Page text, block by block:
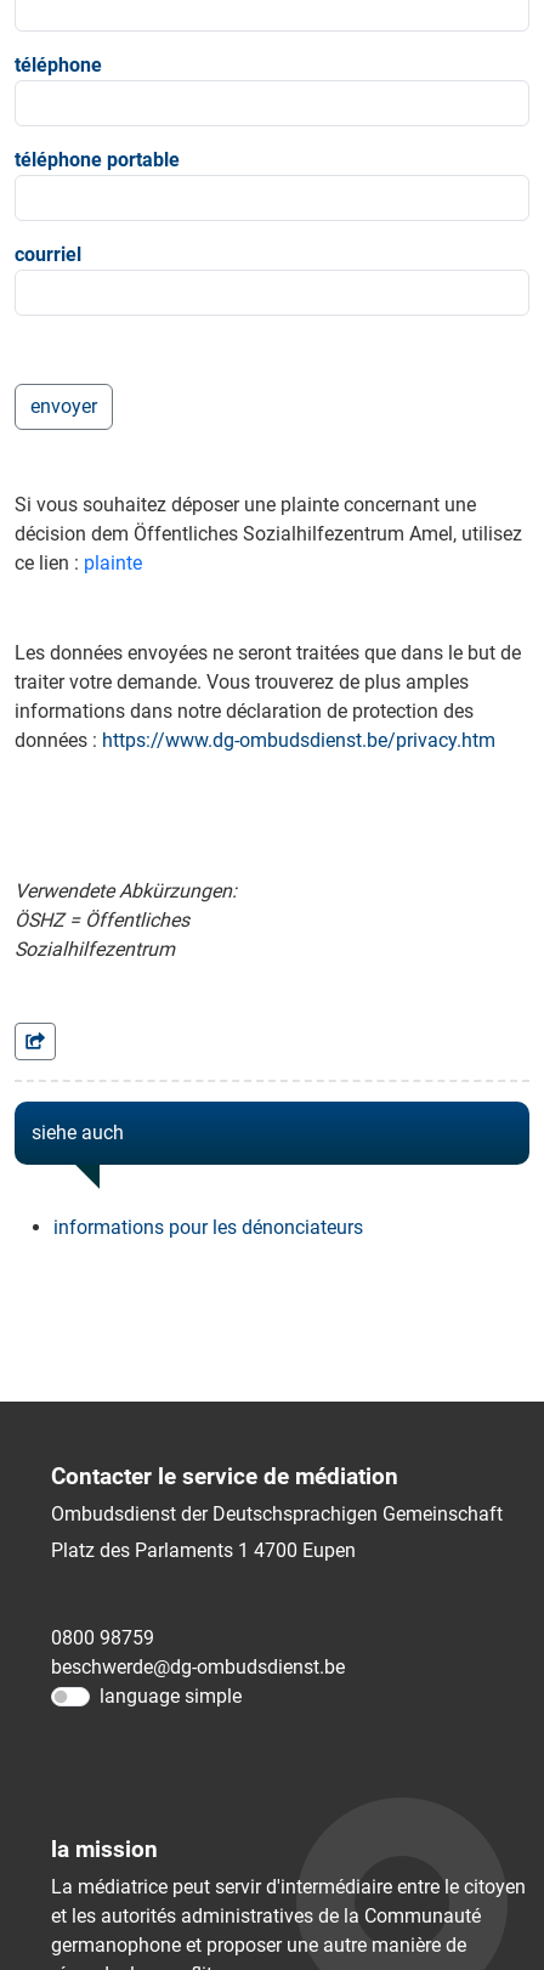
téléphone
téléphone portable
courriel
Si vous souhaitez déposer une plainte concernant une
décision dem Öffentliches Sozialhilfezentrum Amel, utilisez
ce lien : plainte
Les données envoyées ne seront traitées que dans le but de
traiter votre demande. Vous trouverez de plus amples
informations dans notre déclaration de protection des
données : https://www.dg-ombudsdienst.be/privacy.htm
Verwendete Abkürzungen:
ÖSHZ = Öffentliches
Sozialhilfezentrum
siehe auch
informations pour les dénonciateurs
Contacter le service de médiation
Ombudsdienst der Deutschsprachigen Gemeinschaft
Platz des Parlaments 1 4700 Eupen
0800 98759
beschwerde@dg-ombudsdienst.be
language simple
la mission
La médiatrice peut servir d'intermédiaire entre le citoyen
et les autorités administratives de la Communauté
germanophone et proposer une autre manière de